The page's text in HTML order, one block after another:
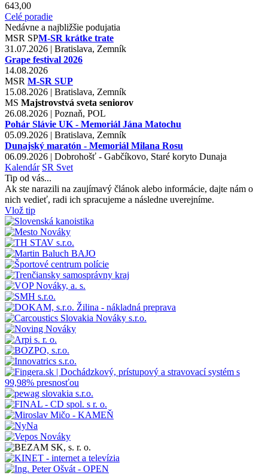
643,00
Celé poradie
Nedávne a najbližšie podujatia
MSR SPM-SR krátke trate
31.07.2026 | Bratislava, Zemník
Grape festival 2026
14.08.2026
MSR M-SR SUP
15.08.2026 | Bratislava, Zemník
MS Majstrovstvá sveta seniorov
26.08.2026 | Poznaň, POL
Pohár Slávie UK - Memoriál Jána Matochu
05.09.2026 | Bratislava, Zemník
Dunajský maratón - Memoriál Milana Rosu
06.09.2026 | Dobrohošť - Gabčíkovo, Staré koryto Dunaja
Kalendár SR Svet
Tip od vás...
Ak ste narazili na zaujímavý článok alebo informácie, dajte nám o
nich vedieť, radi ich spracujeme a následne uverejníme.
Vlož tip